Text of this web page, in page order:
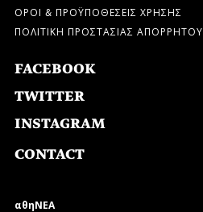
ΟΡΟΙ & ΠΡΟΫΠΟΘΕΣΕΙΣ ΧΡΗΣΗΣ
ΠΟΛΙΤΙΚΗ ΠΡΟΣΤΑΣΙΑΣ ΑΠΟΡΡΗΤΟΥ
FACEBOOK
TWITTER
INSTAGRAM
CONTACT
αθηΝΕΑ